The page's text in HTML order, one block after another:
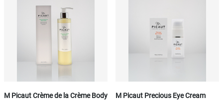
M Picaut Crème de la Crème Body
M Picaut Precious Eye Cream